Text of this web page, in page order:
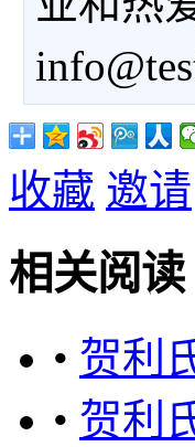
收藏 邀请
相关阅读
• 贺利
• 贺利